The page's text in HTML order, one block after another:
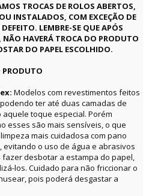
TROCAS DE ROLOS ABERTOS,
INSTALADOS, COM EXCEÇÃO DE
LEMBRE-SE QUE APÓS
HAVERÁ TROCA DO PRODUTO
DO PAPEL ESCOLHIDO.
PRODUTO
Modelos com revestimentos feitos
ter até duas camadas de
toque especial. Porém
esses são mais sensíveis, o que
mais cuidadosa com pano
evitando o uso de água e abrasivos
desbotar a estampa do papel,
los. Cuidado para não friccionar o
pois poderá desgastar a